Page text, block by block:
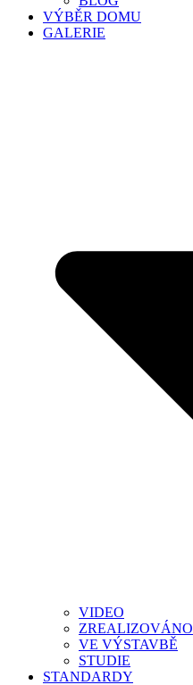
VÝBĚR DOMU
GALERIE
VIDEO
ZREALIZOVÁNO
VE VÝSTAVBĚ
STUDIE
STANDARDY